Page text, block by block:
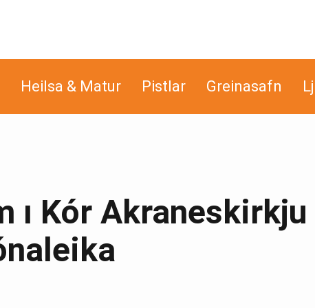
Heilsa & Matur Pistlar Greinasafn
ı Kór Akraneskirkju